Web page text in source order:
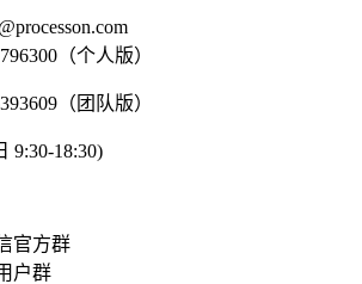
（个人版）
（团队版）
9:30-18:30)
户群